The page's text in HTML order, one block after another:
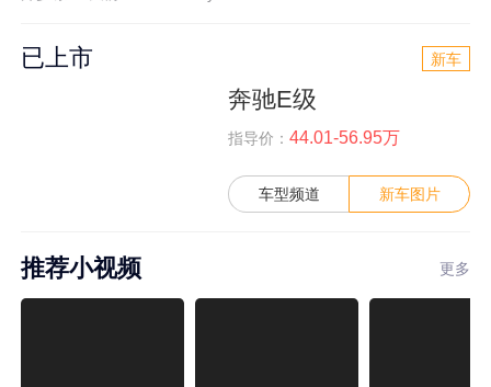
已上市 新车
奔驰E级
指导价： 44.01-56.95万
车型频道 新车图片
推荐小视频 更多